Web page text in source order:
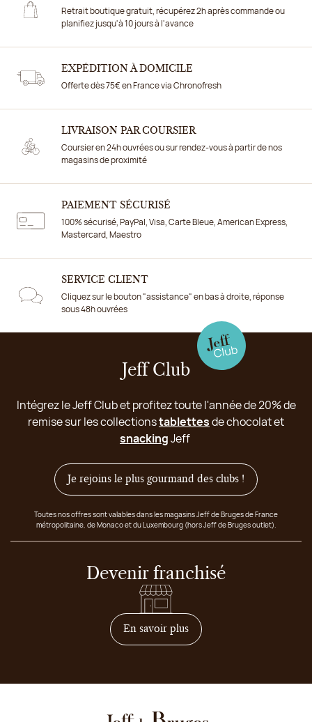
Retrait boutique gratuit, récupérez 2h après commande ou
planifiez jusqu'à 10 jours à l'avance
EXPÉDITION À DOMICILE
Offerte dès 75€ en France via Chronofresh
LIVRAISON PAR COURSIER
Coursier en 24h ouvrées ou sur rendez-vous à partir de nos
magasins de proximité
PAIEMENT SÉCURISÉ
100% sécurisé, PayPal, Visa, Carte Bleue, American Express,
Mastercard, Maestro
SERVICE CLIENT
Cliquez sur le bouton "assistance" en bas à droite, réponse
sous 48h ouvrées
Jeff Club
Intégrez le Jeff Club et profitez toute l'année de 20% de
remise sur les collectionstablettesde chocolat et
snackingJeff
Je rejoins le plus gourmand des clubs !
Toutes nos offres sont valables dans les magasins Jeff de Bruges de France
métropolitaine, de Monaco et du Luxembourg (hors Jeff de Bruges outlet).
Devenir franchisé
En savoir plussur comment devenir